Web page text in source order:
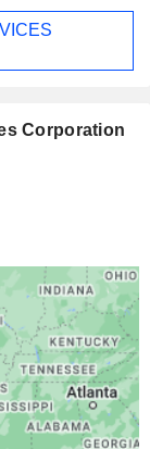
Corporation